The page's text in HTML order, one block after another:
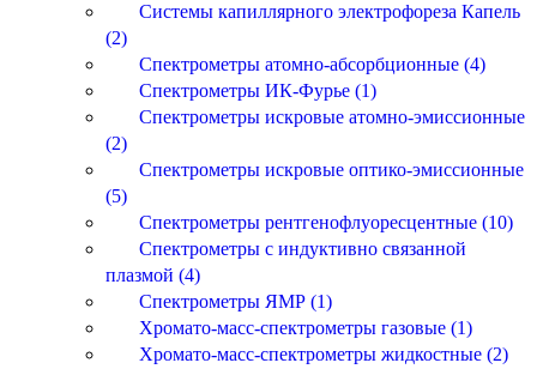
Системы капиллярного электрофореза Капель
(2)
Спектрометры атомно-абсорбционные (4)
Спектрометры ИК-Фурье (1)
Спектрометры искровые атомно-эмиссионные
(2)
Спектрометры искровые оптико-эмиссионные
(5)
Спектрометры рентгенофлуоресцентные (10)
Спектрометры с индуктивно связанной
плазмой (4)
Спектрометры ЯМР (1)
Хромато-масс-спектрометры газовые (1)
Хромато-масс-спектрометры жидкостные (2)